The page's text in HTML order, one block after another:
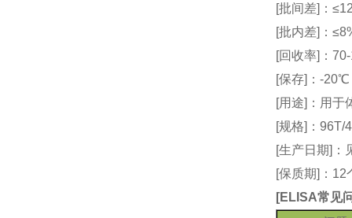
[批间差]：
[批内差]：
[回收率]：
[保存]：-
[用途]：用于
[规格]：96T/
[生产日期]：
[保质期]：
[ELISA常见